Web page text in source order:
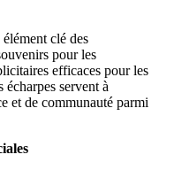
clé des
pour les
efficaces pour les
écharpes servent à
et de communauté parmi